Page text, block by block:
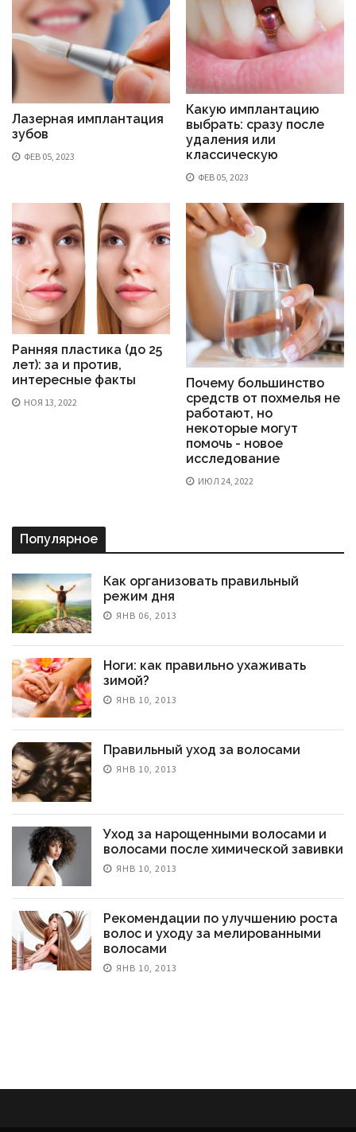
Лазерная имплантация
зубов
ФЕВ 05, 2023
Какую имплантацию
выбрать: сразу после
удаления или
классическую
ФЕВ 05, 2023
Ранняя пластика (до 25
лет): за и против,
интересные факты
НОЯ 13, 2022
Почему большинство
средств от похмелья не
работают, но
некоторые могут
помочь - новое
исследование
ИЮЛ 24, 2022
Популярное
Как организовать правильный
режим дня
ЯНВ 06, 2013
Ноги: как правильно ухаживать
зимой?
ЯНВ 10, 2013
Правильный уход за волосами
ЯНВ 10, 2013
Уход за нарощенными волосами и
волосами после химической завивки
ЯНВ 10, 2013
Рекомендации по улучшению роста
волос и уходу за мелированными
волосами
ЯНВ 10, 2013